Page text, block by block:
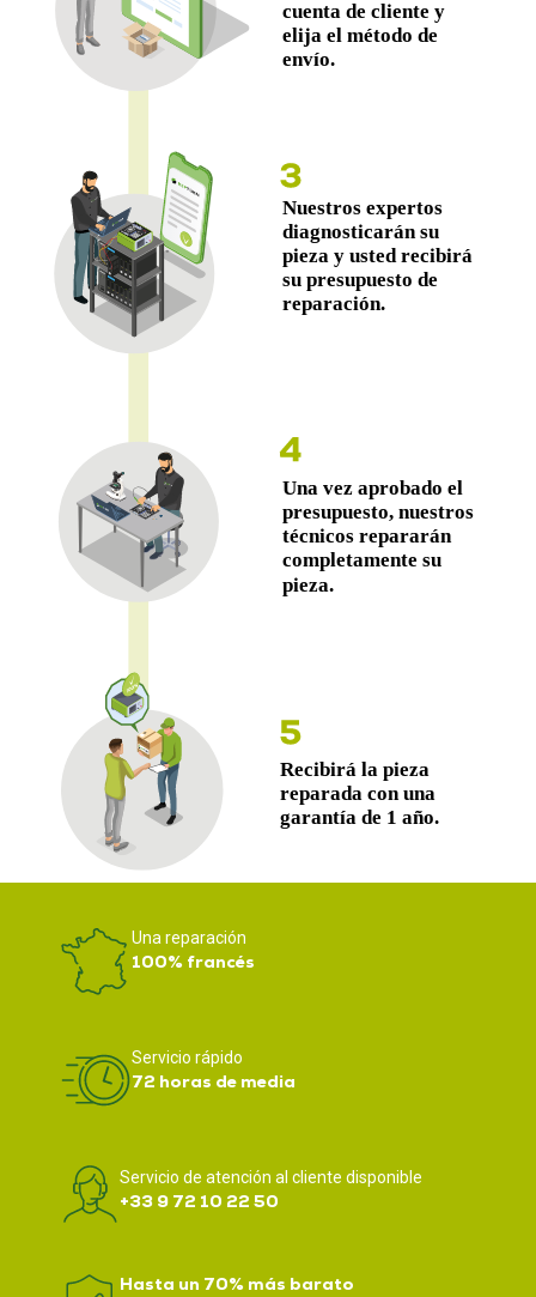
Una reparación
100% francés
Servicio rápido
72 horas de media
Servicio de atención al cliente disponible
+33 9 72 10 22 50
Hasta un 70% más barato